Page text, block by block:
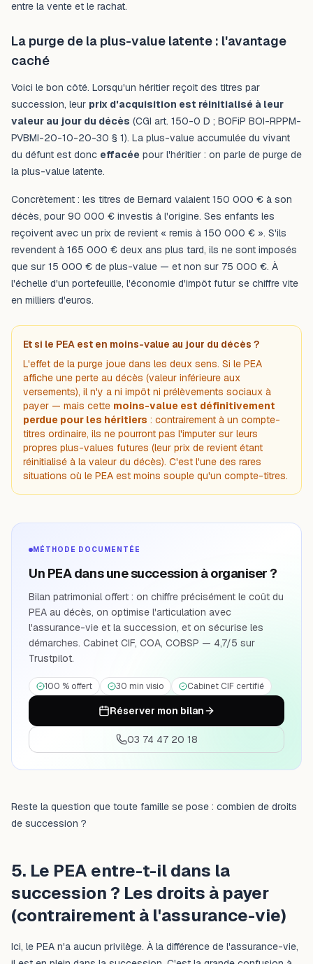
entre la vente et le rachat.
La purge de la plus-value latente : l'avantage
caché
Voici le bon côté. Lorsqu'un héritier reçoit des titres par
succession, leur prix d'acquisition est réinitialisé à leur
valeur au jour du décès (CGI art. 150-0 D ; BOFiP BOI-RPPM-
PVBMI-20-10-20-30 § 1). La plus-value accumulée du vivant
du défunt est donc effacée pour l'héritier : on parle de purge de
la plus-value latente.
Concrètement : les titres de Bernard valaient 150 000 € à son
décès, pour 90 000 € investis à l'origine. Ses enfants les
reçoivent avec un prix de revient « remis à 150 000 € ». S'ils
revendent à 165 000 € deux ans plus tard, ils ne sont imposés
que sur 15 000 € de plus-value — et non sur 75 000 €. À
l'échelle d'un portefeuille, l'économie d'impôt futur se chiffre vite
en milliers d'euros.
Et si le PEA est en moins-value au jour du décès ?
L'effet de la purge joue dans les deux sens. Si le PEA
affiche une perte au décès (valeur inférieure aux
versements), il n'y a ni impôt ni prélèvements sociaux à
payer — mais cette moins-value est définitivement
perdue pour les héritiers : contrairement à un compte-
titres ordinaire, ils ne pourront pas l'imputer sur leurs
propres plus-values futures (leur prix de revient étant
réinitialisé à la valeur du décès). C'est l'une des rares
situations où le PEA est moins souple qu'un compte-titres.
MÉTHODE DOCUMENTÉE
Un PEA dans une succession à organiser ?
Bilan patrimonial offert : on chiffre précisément le coût du
PEA au décès, on optimise l'articulation avec
l'assurance-vie et la succession, et on sécurise les
démarches. Cabinet CIF, COA, COBSP — 4,7/5 sur
Trustpilot.
100 % offert 30 min visio Cabinet CIF certifié
Réserver mon bilan
03 74 47 20 18
Reste la question que toute famille se pose : combien de droits
de succession ?
5. Le PEA entre-t-il dans la
succession ? Les droits à payer
(contrairement à l'assurance-vie)
Ici, le PEA n'a aucun privilège. À la différence de l'assurance-vie,